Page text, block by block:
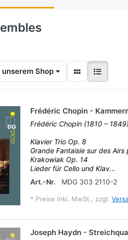
unserem Shop
Frédéric Chopin -
Frédéric Chopin (1810 – 1849)
Klavier Trio Op. 8
Grande Fantaisie sur des Airs
Krakowiak Op. 14
Lieder für Cello und Klav...
Art.-Nr.
MDG 303 2110-2
* Preise inkl. MwSt., zzgl.
Joseph Haydn -